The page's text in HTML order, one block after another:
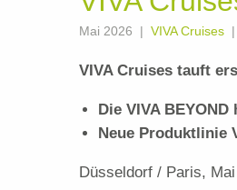
Mai 2026 VIVA Cruises
VIVA Cruises tauft
Die VIVA
Neue Produktlinie
Düsseldorf / Paris,